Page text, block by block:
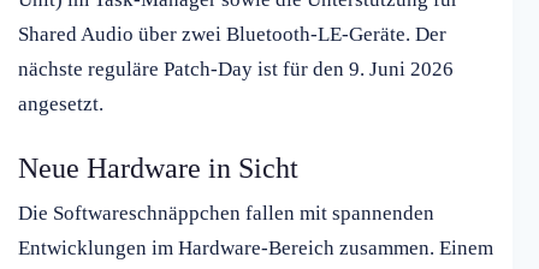
Shared Audio über zwei Bluetooth-LE-Geräte. Der
nächste reguläre Patch-Day ist für den 9. Juni 2026
angesetzt.
Neue Hardware in Sicht
Die Softwareschnäppchen fallen mit spannenden
Entwicklungen im Hardware-Bereich zusammen. Einem